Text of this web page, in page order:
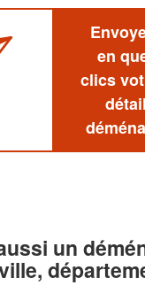
en
clics
un